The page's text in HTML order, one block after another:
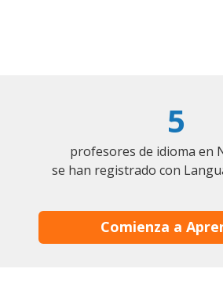
5
profesores de idioma en
se han registrado con
Comienza a